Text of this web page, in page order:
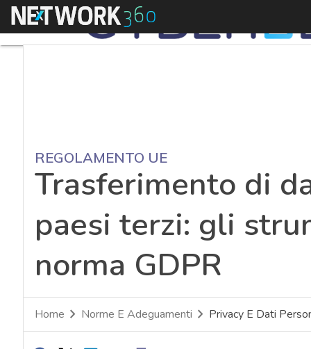
Menu
REGOLAMENTO UE
Trasferimento di
paesi terzi: gli
norma GDPR
Home Norme E Adeguamenti Privacy E Dati